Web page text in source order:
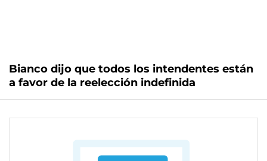
Bianco dijo que todos los intendentes están
a favor de la reelección indefinida